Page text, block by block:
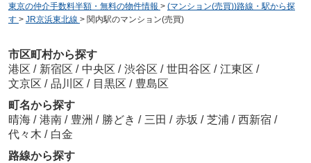
東京の仲介手数料半額・無料の物件情報 > (マンション(売買))路線・駅から探
す > JR京浜東北線 > 関内駅のマンション(売買)
市区町村から探す
港区 / 新宿区 / 中央区 / 渋谷区 / 世田谷区 / 江東区 /
文京区 / 品川区 / 目黒区 / 豊島区
町名から探す
晴海 / 港南 / 豊洲 / 勝どき / 三田 / 赤坂 / 芝浦 / 西新宿 /
代々木 / 白金
路線から探す